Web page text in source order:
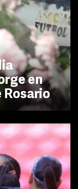
en
Rosario